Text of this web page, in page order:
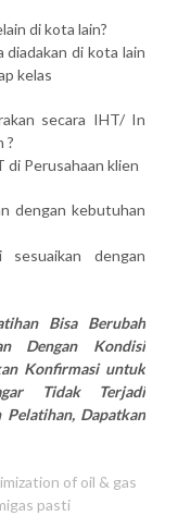
di kota lain?
diadakan di kota lain
kelas
secara IHT/ In
?
di Perusahaan klien
dengan kebutuhan
dengan
Bisa Berubah
Dengan Kondisi
Konfirmasi untuk
Tidak Terjadi
Dapatkan
of oil & gas
pasti